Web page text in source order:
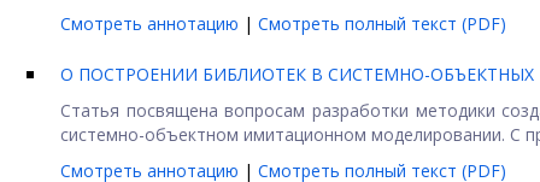
Смотреть аннотацию | Смотреть полный текст (PDF)
О ПОСТРОЕНИИ БИБЛИОТЕК В СИСТЕМНО-
Статья посвящена вопросам разработки методики
системно-объектном имитационном моделировании. С
Смотреть аннотацию | Смотреть полный текст (PDF)